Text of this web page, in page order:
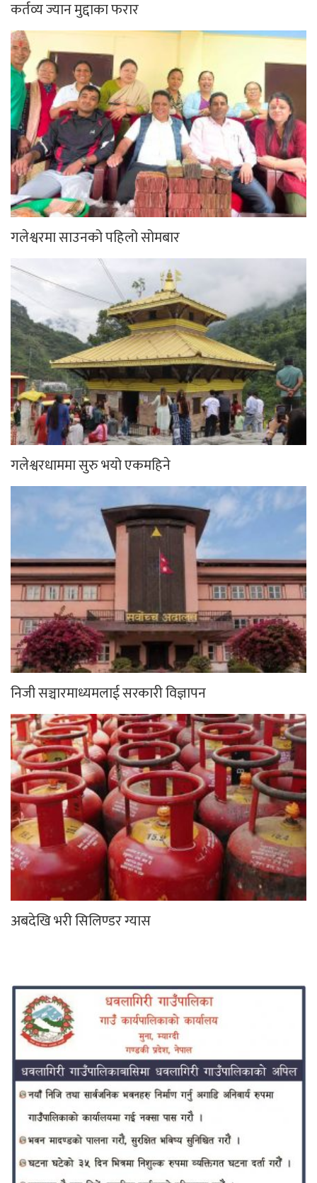
कर्तव्य ज्यान मुद्दाका फरार
गलेश्वरमा साउनको पहिलो सोमबार
गलेश्वरधाममा सुरु भयो एकमहिने
निजी सञ्चारमाध्यमलाई सरकारी विज्ञापन
अबदेखि भरी सिलिण्डर ग्यास